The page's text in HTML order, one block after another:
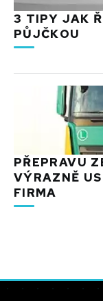
3 TIPY JAK
PŮJČKOU
PŘEPRAVU
VÝRAZNĚ
FIRMA